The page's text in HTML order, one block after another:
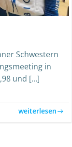
Schwestern
in
und […]
weiterlesen